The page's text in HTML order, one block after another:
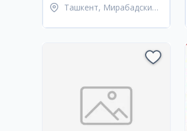
Ташкент, Мирабадский